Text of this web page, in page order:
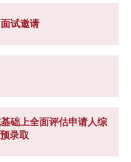
试邀请
础上全面评估申请人综
录取
下
名